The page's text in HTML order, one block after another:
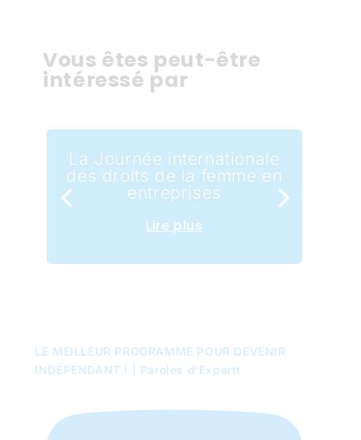
Vous êtes peut-être
intéressé par
La Journée internationale
des droits de la femme en
entreprises
Lire plus
LE MEILLEUR PROGRAMME POUR DEVENIR
INDÉPENDANT ! | Paroles d'Expertt